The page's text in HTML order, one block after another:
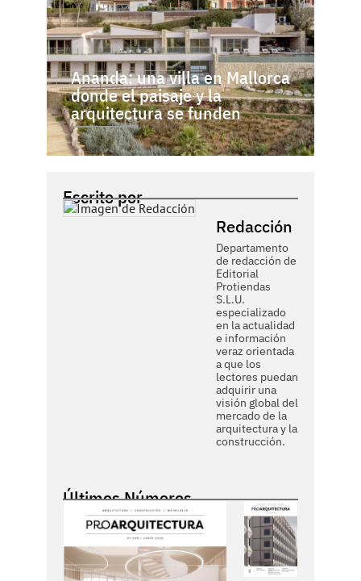
Ananda: una villa en Mallorca
donde el paisaje y la
arquitectura se funden
Escrito por
Redacción
Departamento
de redacción de
Editorial
Protiendas
S.L.U.
especializado
en la actualidad
e información
veraz orientada
a que los
lectores puedan
adquirir una
visión global del
mercado de la
arquitectura y la
construcción.
Últimos Números